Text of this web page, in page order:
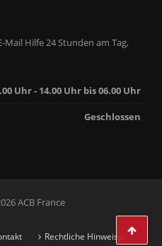
Hilfe 24 Stunden am Tag,
Uhr - 14.00 Uhr bis 06.00 Uhr
Geschlossen
ACB France
Rechtliche Hinweise